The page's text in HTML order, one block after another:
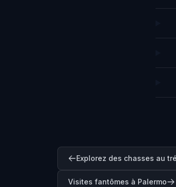
Explorez des chasses au
Visites fantômes à Palermo